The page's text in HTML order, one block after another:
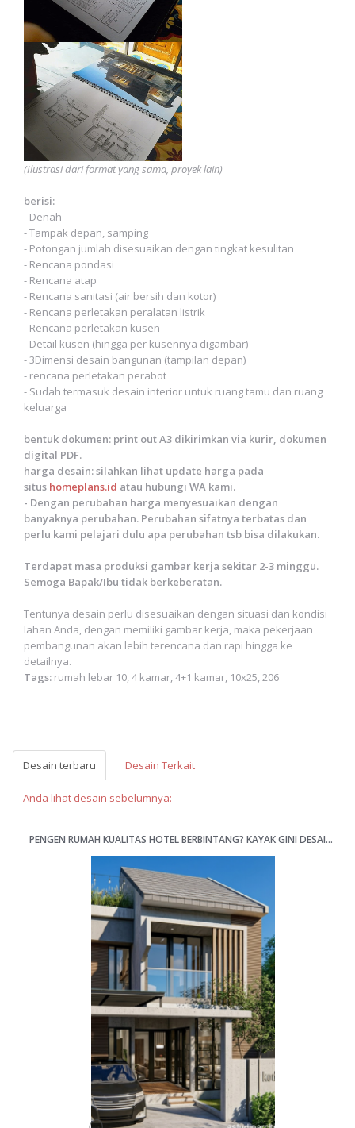
(Ilustrasi dari format yang sama, proyek lain)
berisi:
- Denah
- Tampak depan, samping
- Potongan jumlah disesuaikan dengan tingkat kesulitan
- Rencana pondasi
- Rencana atap
- Rencana sanitasi (air bersih dan kotor)
- Rencana perletakan peralatan listrik
- Rencana perletakan kusen
- Detail kusen (hingga per kusennya digambar)
- 3Dimensi desain bangunan (tampilan depan)
- rencana perletakan perabot
- Sudah termasuk desain interior untuk ruang tamu dan ruang
keluarga
bentuk dokumen: print out A3 dikirimkan via kurir, dokumen
digital PDF.
harga desain: silahkan lihat update harga pada
situs homeplans.id atau hubungi WA kami.
- Dengan perubahan harga menyesuaikan dengan
banyaknya perubahan. Perubahan sifatnya terbatas dan
perlu kami pelajari dulu apa perubahan tsb bisa dilakukan.
Terdapat masa produksi gambar kerja sekitar 2-3 minggu.
Semoga Bapak/Ibu tidak berkeberatan.
Tentunya desain perlu disesuaikan dengan situasi dan kondisi
lahan Anda, dengan memiliki gambar kerja, maka pekerjaan
pembangunan akan lebih terencana dan rapi hingga ke
detailnya.
Tags: rumah lebar 10, 4 kamar, 4+1 kamar, 10x25, 206
Desain terbaru Desain Terkait
Anda lihat desain sebelumnya:
PENGEN RUMAH KUALITAS HOTEL BERBINTANG? KAYAK GINI DESAINNYA 8X15M [KODE 072C]